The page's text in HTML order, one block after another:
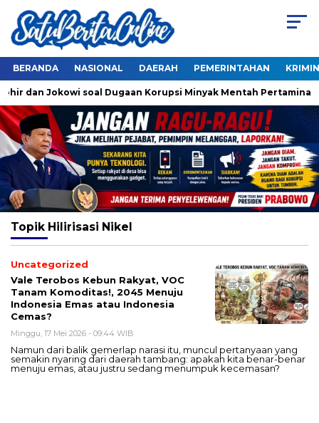
BERANDA NASIONAL DAERAH PEMERINTAHAN
dan Jokowi soal Dugaan Korupsi Minyak Mentah Pertamina
Topik Hilirisasi Nikel
Uncategorized
Vale Terobos Kebun Rakyat, VOC
Tanam Komoditas!, 2045 Menuju
Indonesia Emas atau Indonesia
Cemas?
Minggu, 17 Mei 2026 - 09:44 WIB
Namun dari balik gemerlap narasi itu, muncul pertanyaan yang
semakin nyaring dari daerah tambang: apakah kita benar-benar
menuju emas, atau justru sedang menumpuk kecemasan?